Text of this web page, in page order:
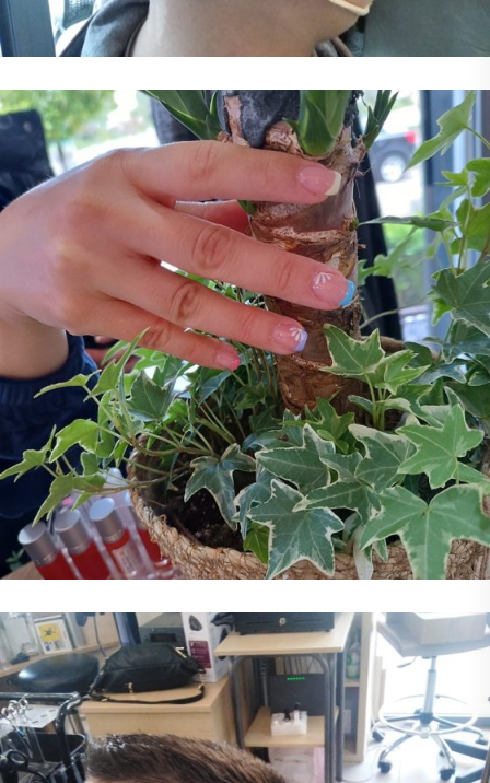
Παιδικό Κούρεμα
Κούρεμα
Νύχια
Νύχια